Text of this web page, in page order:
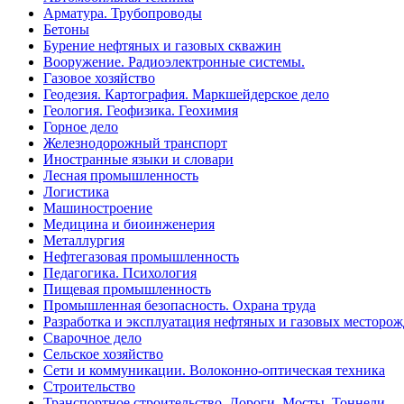
Арматура. Трубопроводы
Бетоны
Бурение нефтяных и газовых скважин
Вооружение. Радиоэлектронные системы.
Газовое хозяйство
Геодезия. Картография. Маркшейдерское дело
Геология. Геофизика. Геохимия
Горное дело
Железнодорожный транспорт
Иностранные языки и словари
Лесная промышленность
Логистика
Машиностроение
Медицина и биоинженерия
Металлургия
Нефтегазовая промышленность
Педагогика. Психология
Пищевая промышленность
Промышленная безопасность. Охрана труда
Разработка и эксплуатация нефтяных и газовых
Сварочное дело
Сельское хозяйство
Сети и коммуникации. Волоконно-оптическая техника
Строительство